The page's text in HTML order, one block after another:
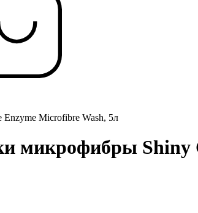
Microfibre Wash, 5л
микрофибры Shiny